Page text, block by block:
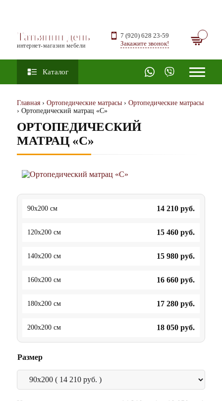
Татьянин день
интернет-магазин мебели
7 (920) 628 23-59
Закажите звонок!
Каталог
Главная › Ортопедические матрасы › Ортопедические матрасы
› Ортопедический матрац «С»
ОРТОПЕДИЧЕСКИЙ
МАТРАЦ «С»
90x200 см 14 210 руб.
120x200 см 15 460 руб.
140x200 см 15 980 руб.
160x200 см 16 660 руб.
180x200 см 17 280 руб.
200x200 см 18 050 руб.
Размер